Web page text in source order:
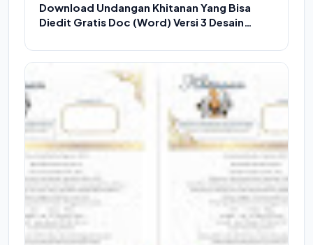
Download Undangan Khitanan Yang Bisa
Diedit Gratis Doc (Word) Versi 3 Desain